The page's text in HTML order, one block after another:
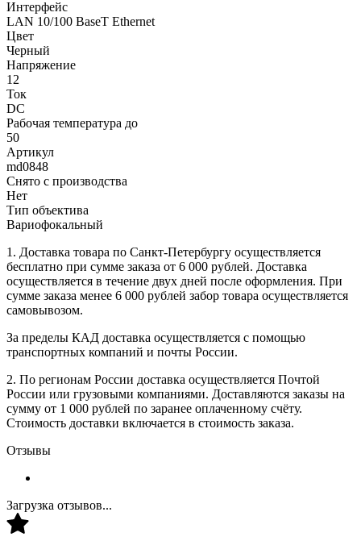
Интерфейс
LAN 10/100 BaseT Ethernet
Цвет
Черный
Напряжение
12
Ток
DC
Рабочая температура до
50
Артикул
md0848
Снято с производства
Нет
Тип объектива
Вариофокальный
1. Доставка товара по Санкт-Петербургу осуществляется
бесплатно при сумме заказа от 6 000 рублей. Доставка
осуществляется в течение двух дней после оформления. При
сумме заказа менее 6 000 рублей забор товара осуществляется
самовывозом.
За пределы КАД доставка осуществляется с помощью
транспортных компаний и почты России.
2. По регионам России доставка осуществляется Почтой
России или грузовыми компаниями. Доставляются заказы на
сумму от 1 000 рублей по заранее оплаченному счёту.
Стоимость доставки включается в стоимость заказа.
Отзывы
Загрузка отзывов...